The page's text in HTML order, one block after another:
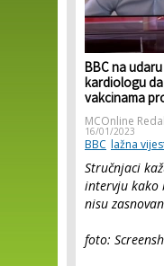
BBC na
kardiologu
vakcinama
MCOnline
16/01/2023
BBC lažna
Stručnjaci
intervju kako
nisu
foto: